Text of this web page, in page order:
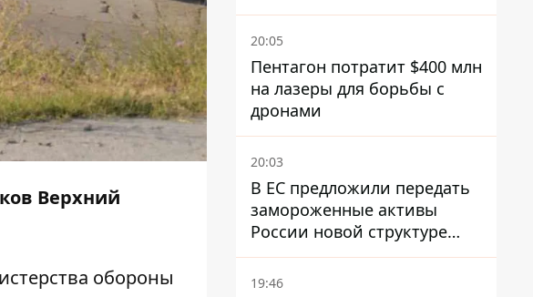
Верхний
обороны
полноценно заработает
против баллистики
20:05
Пентагон потратит $400 млн
на лазеры для борьбы с
дронами
20:03
В ЕС предложили передать
замороженные активы
России новой структуре
блока
19:46